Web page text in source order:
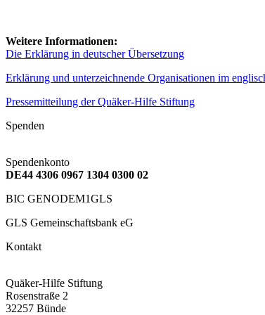
Weitere Informationen:
Die Erklärung in deutscher Übersetzung
Erklärung und unterzeichnende Organisationen im
Pressemitteilung der Quäker-Hilfe Stiftung
Spenden
Spendenkonto
DE44 4306 0967 1304 0300 02
BIC GENODEM1GLS
GLS Gemeinschaftsbank eG
Kontakt
Quäker-Hilfe Stiftung
Rosenstraße 2
32257 Bünde